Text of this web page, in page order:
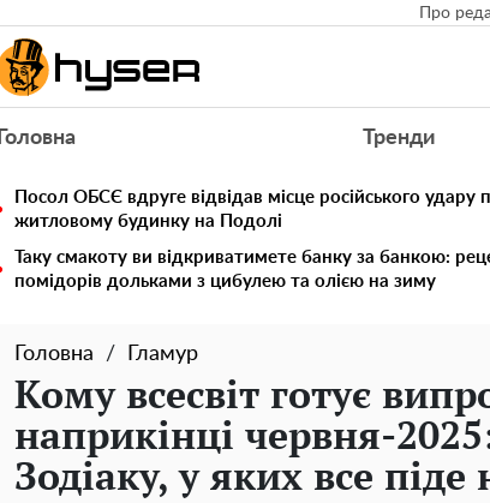
Про
Головна Тренди
Посол ОБСЄ вдруге відвідав місце російського удару
житловому будинку на Подолі
Таку смакоту ви відкриватимете банку за банкою:
помідорів дольками з цибулею та олією на зиму
Головна Гламур
Кому всесвіт готує
наприкінці червня-
Зодіаку, у яких все